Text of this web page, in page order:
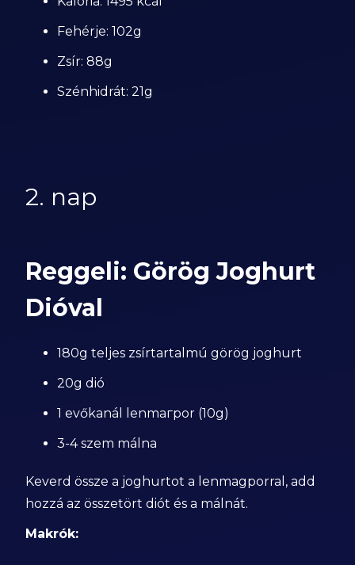
Fehérje: 102g
Zsír: 88g
Szénhidrát: 21g
2. nap
Reggeli: Görög Joghurt
Dióval
180g teljes zsírtartalmú görög joghurt
20g dió
1 evőkanál lenmагpor (10g)
3-4 szem málna
Keverd össze a joghurtot a lenmagporral, add
hozzá az összetört diót és a málnát.
Makrók: